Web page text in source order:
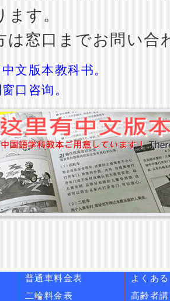
す。
は窓口までお問い合
文版本教科书。
口咨询。
普通車料金表
二輪料金表
よくあ
高齢者